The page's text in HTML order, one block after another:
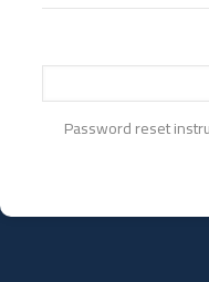
Password reset